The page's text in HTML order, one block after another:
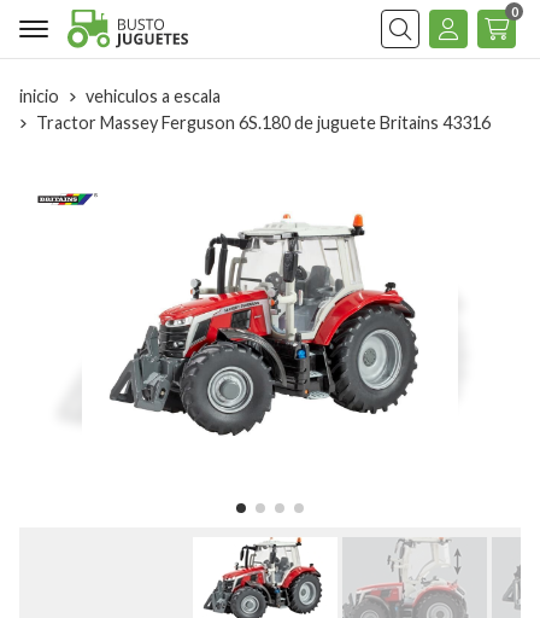
Buscar
0
inicio
vehiculos a escala
Tractor Massey Ferguson 6S.180 de juguete Britains 43316